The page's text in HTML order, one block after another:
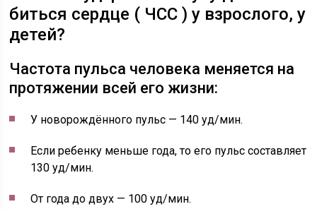
биться сердце ( ЧСС ) у взрослого, у
детей?
Частота пульса человека меняется на
протяжении всей его жизни:
У новорождённого пульс — 140 уд/мин.
Если ребенку меньше года, то его пульс составляет
130 уд/мин.
От года до двух — 100 уд/мин.